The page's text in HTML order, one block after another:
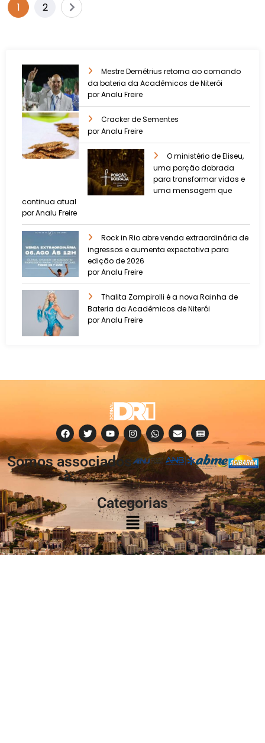
1 2
Mestre Demétrius retorna ao comando
da bateria da Acadêmicos de Niterói
por Analu Freire
Cracker de Sementes
por Analu Freire
O ministério de Eliseu,
uma porção dobrada
para transformar vidas e
uma mensagem que
continua atual
por Analu Freire
Rock in Rio abre venda extraordinária de
ingressos e aumenta expectativa para
edição de 2026
por Analu Freire
Thalita Zampirolli é a nova Rainha de
Bateria da Acadêmicos de Niterói
por Analu Freire
Somos associados
à:
Categorias